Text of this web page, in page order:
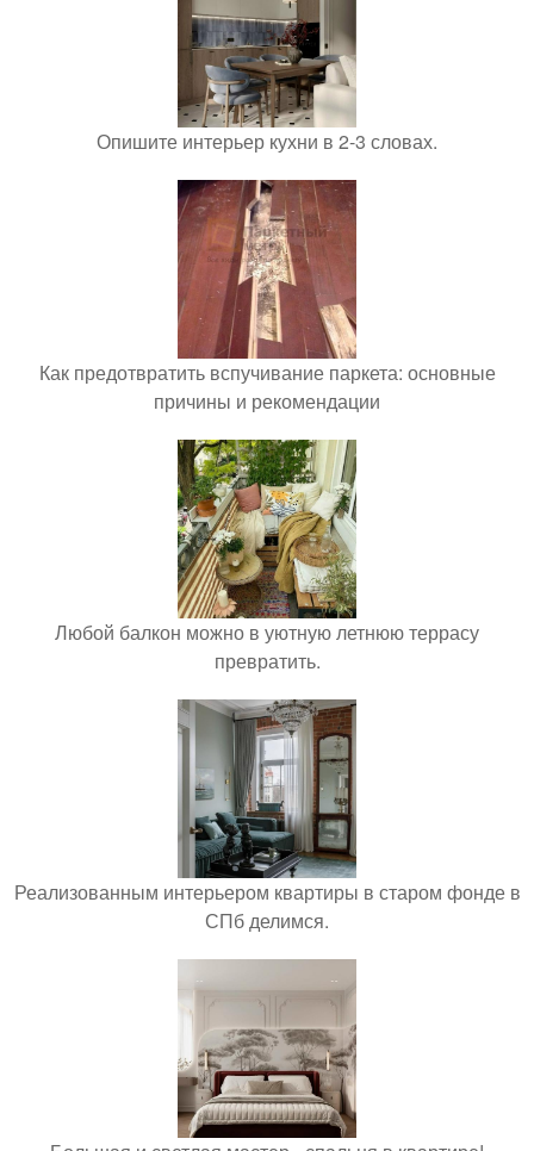
Опишите интерьер кухни в 2-3 словах.
Как предотвратить вспучивание паркета: основные
причины и рекомендации
Любой балкон можно в уютную летнюю террасу
превратить.
Реализованным интерьером квартиры в старом фонде в
СПб делимся.